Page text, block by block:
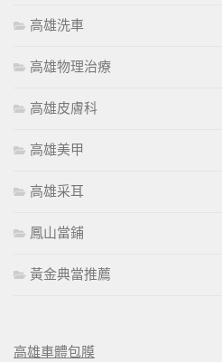
高雄洗車
高雄物理治療
高雄皮膚科
高雄美甲
高雄采耳
鳳山當鋪
黃金典當推薦
高雄車體包膜